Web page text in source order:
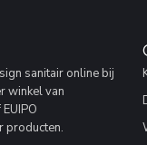
sanitair online bij
winkel van
producten.